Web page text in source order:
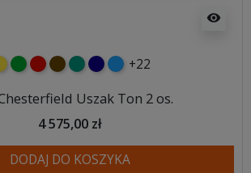
visibility
zielonyczerwony
czekoladowy
turkusowy
granatowy
niebieski
+22
Uszak Ton 2 os.
4 575,00 zł
DODAJ DO KOSZYKA